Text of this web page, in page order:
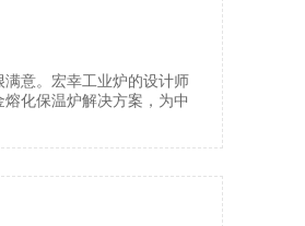
意。宏幸工业炉的设计师
化保温炉解决方案，为中